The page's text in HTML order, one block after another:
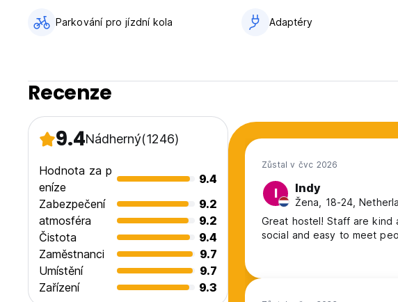
Parkování pro jízdní kola Adaptéry
Recenze
9.4Nádherný(1246)
Hodnota za p
eníze
9.4
Zabezpečení
9.2
atmosféra
9.2
Čistota
9.4
Zaměstnanci
9.7
Umístění
9.7
Zařízení
9.3
Zůstal v čvc 2026
I Indy
Žena, 18-24,
Great hostel! Staff are
social and easy to meet